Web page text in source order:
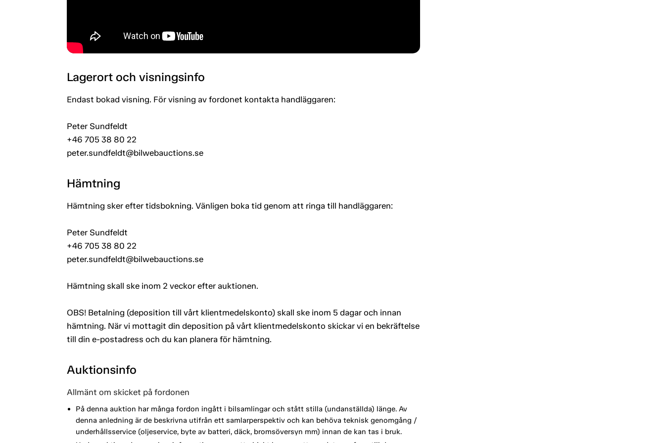
Lagerort och visningsinfo
Endast bokad visning. För visning av fordonet kontakta handläggaren:
Peter Sundfeldt
+46 705 38 80 22
peter.sundfeldt@bilwebauctions.se
Hämtning
Hämtning sker efter tidsbokning. Vänligen boka tid genom att ringa till handläggaren:
Peter Sundfeldt
+46 705 38 80 22
peter.sundfeldt@bilwebauctions.se
Hämtning skall ske inom 2 veckor efter auktionen.
OBS! Betalning (deposition till vårt klientmedelskonto) skall ske inom 5 dagar och innan
hämtning. När vi mottagit din deposition på vårt klientmedelskonto skickar vi en bekräftelse
till din e-postadress och du kan planera för hämtning.
Auktionsinfo
Allmänt om skicket på fordonen
På denna auktion har många fordon ingått i bilsamlingar och stått stilla (undanställda) länge. Av
denna anledning är de beskrivna utifrån ett samlarperspektiv och kan behöva teknisk genomgång /
underhållsservice (oljeservice, byte av batteri, däck, bromsöversyn mm) innan de kan tas i bruk.